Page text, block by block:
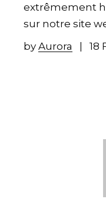
extrêmement
sur notre site
byAurora 18